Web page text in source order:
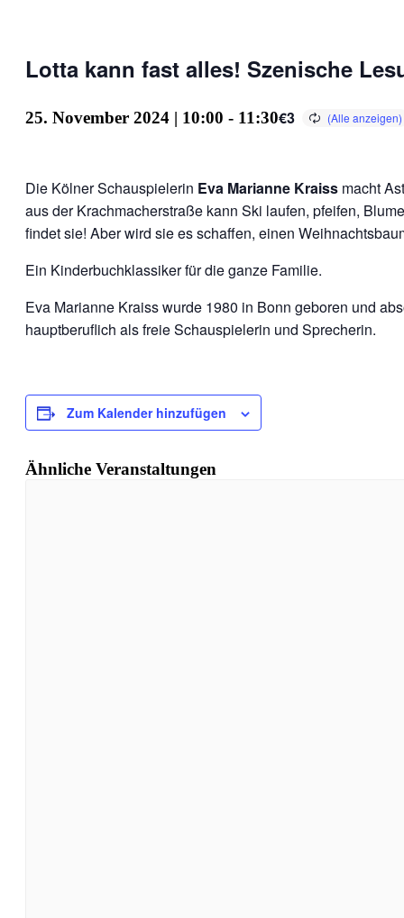
Lotta kann fast alles! Szenische
25. November 2024 | 10:00 - 11:30€3
Die Kölner Schauspielerin Eva Marianne Kraiss macht
aus der Krachmacherstraße kann Ski laufen, pfeifen,
findet sie! Aber wird sie es schaffen, einen
Ein Kinderbuchklassiker für die ganze Familie.
Eva Marianne Kraiss wurde 1980 in Bonn geboren und
hauptberuflich als freie Schauspielerin und Sprecherin.
Zum Kalender hinzufügen
Ähnliche Veranstaltungen